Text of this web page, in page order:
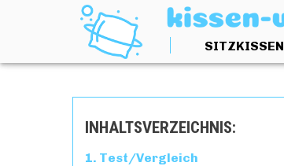
SITZKISSEN
INHALTSVERZEICHNIS:
Test/Vergleich